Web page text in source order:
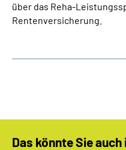
über das Reha-
Rentenversicherung.
Das könnte Sie